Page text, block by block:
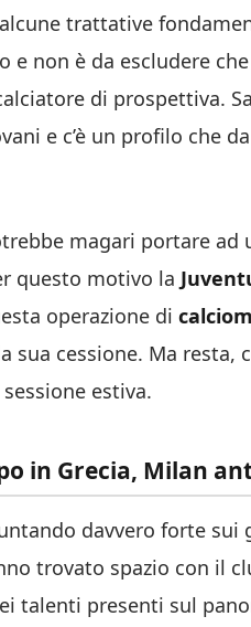
trattative
non è da escludere
di prospettiva.
e c’è un profilo che
magari portare ad
questo motivo la
operazione di
sua cessione. Ma
estiva.
in Grecia, Milan
davvero forte
trovato spazio con il
talenti presenti sul